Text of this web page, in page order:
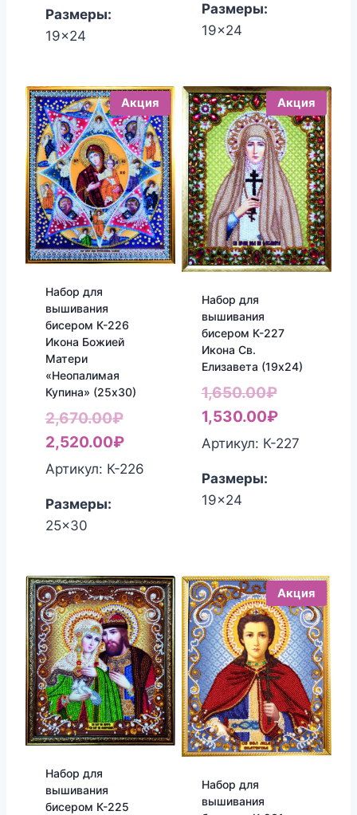
Размеры:
19x24
Размеры:
19x24
Акция
Набор для
вышивания
бисером К-226
Икона Божией
Матери
«Неопалимая
Купина» (25х30)
2,670.00₽Первоначальная
цена
составляла
2,670.00₽.
2,520.00₽Текущая
цена:
2,520.00₽.
Артикул: К-226
Размеры:
25x30
Акция
Набор для
вышивания
бисером К-227
Икона Св.
Елизавета (19х24)
1,650.00₽
цена
1,530.00₽Текущая
цена:
Артикул: К-227
Размеры:
19x24
Набор для
вышивания
бисером К-225
Акция
Набор для
вышивания